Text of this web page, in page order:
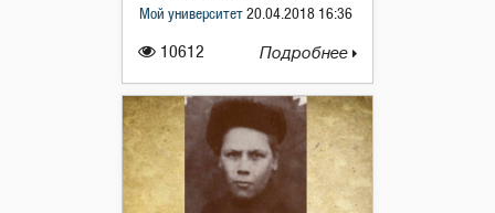
10612
Мой университет 20.04.2018 16:36
Подробнее